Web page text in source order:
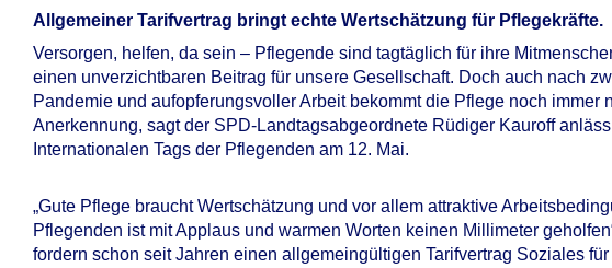
Allgemeiner Tarifvertrag bringt echte Wertschätzung für Pflegekräfte.
Versorgen, helfen, da sein – Pflegende sind tagtäglich für ihre
einen unverzichtbaren Beitrag für unsere Gesellschaft. Doch auch nach
Pandemie und aufopferungsvoller Arbeit bekommt die Pflege noch immer
Anerkennung, sagt der SPD-Landtagsabgeordnete Rüdiger Kauroff
Internationalen Tags der Pflegenden am 12. Mai.
„Gute Pflege braucht Wertschätzung und vor allem attraktive
Pflegenden ist mit Applaus und warmen Worten keinen Millimeter
fordern schon seit Jahren einen allgemeingültigen Tarifvertrag Soziales